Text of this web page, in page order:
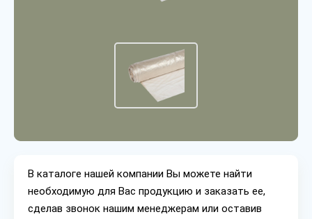
В каталоге нашей компании Вы можете найти
необходимую для Вас продукцию и заказать ее,
сделав звонок нашим менеджерам или оставив